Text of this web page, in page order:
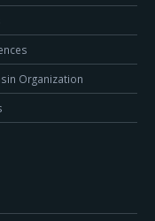
Organization